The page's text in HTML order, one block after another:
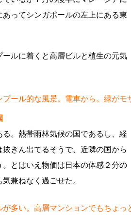
ってシンガポールの左上にある東
ルに着くと高層ビルと植生の元気
ール的な風景。電車から。緑がモ
。熱帯雨林気候の国であるし、経
きん出てるそうで、近隣の国から
とはいえ物価は日本の体感２分の
兼ねなく過ごせた。
多い。高層マンションでもちょっ